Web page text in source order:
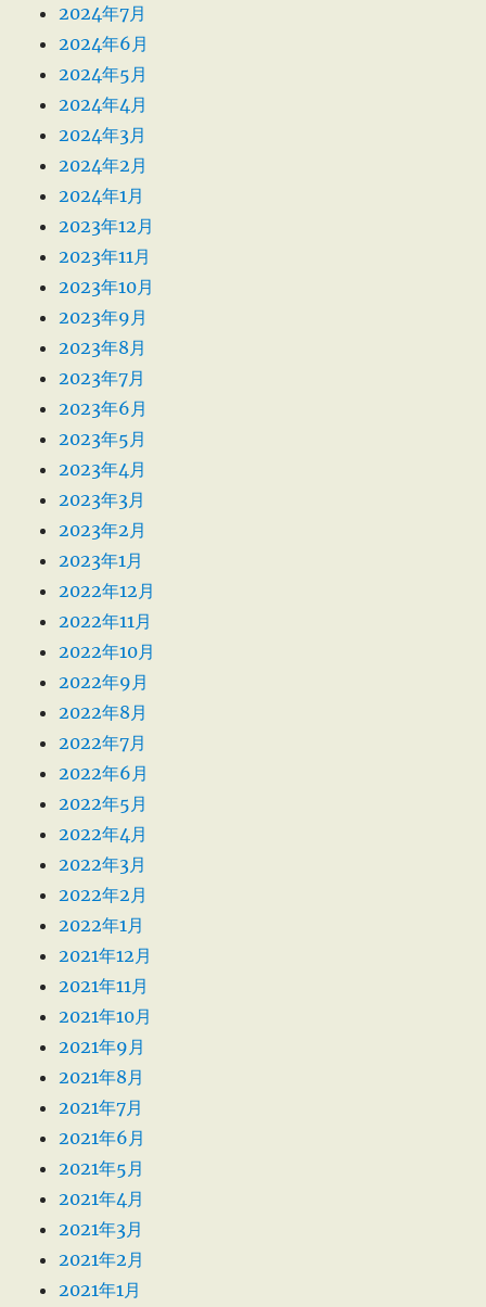
2024年7月
2024年6月
2024年5月
2024年4月
2024年3月
2024年2月
2024年1月
2023年12月
2023年11月
2023年10月
2023年9月
2023年8月
2023年7月
2023年6月
2023年5月
2023年4月
2023年3月
2023年2月
2023年1月
2022年12月
2022年11月
2022年10月
2022年9月
2022年8月
2022年7月
2022年6月
2022年5月
2022年4月
2022年3月
2022年2月
2022年1月
2021年12月
2021年11月
2021年10月
2021年9月
2021年8月
2021年7月
2021年6月
2021年5月
2021年4月
2021年3月
2021年2月
2021年1月